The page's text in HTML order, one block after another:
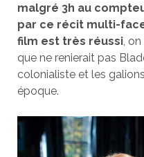
malgré 3h au
par ce récit multi-
film est très réussi,
que ne renierait pas
colonialiste et les
époque.